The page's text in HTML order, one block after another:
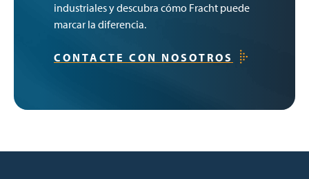
industriales y descubra cómo Fracht puede
marcar la diferencia.
CONTACTE CON NOSOTROS